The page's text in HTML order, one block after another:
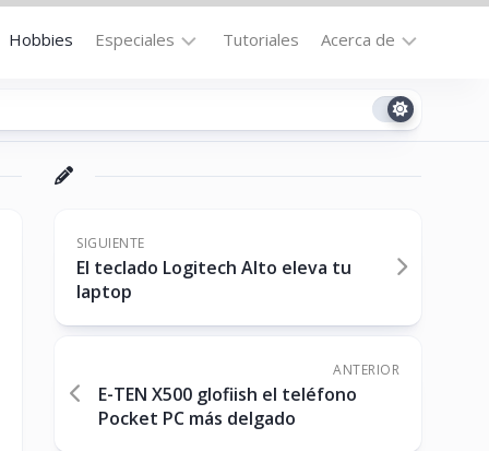
Hobbies Especiales
la
Destacados
Downloads
No-
Tutoriales Acerca de
Contacto
Cookie
(US)
SIGUIENTE
El teclado Logitech Alto eleva tu
laptop
ANTERIOR
E-TEN X500 glofiish el teléfono
Pocket PC más delgado